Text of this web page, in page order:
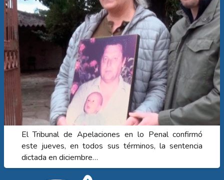
El Tribunal de Apelaciones en lo Penal confirmó
este jueves, en todos sus términos, la sentencia
dictada en diciembre…